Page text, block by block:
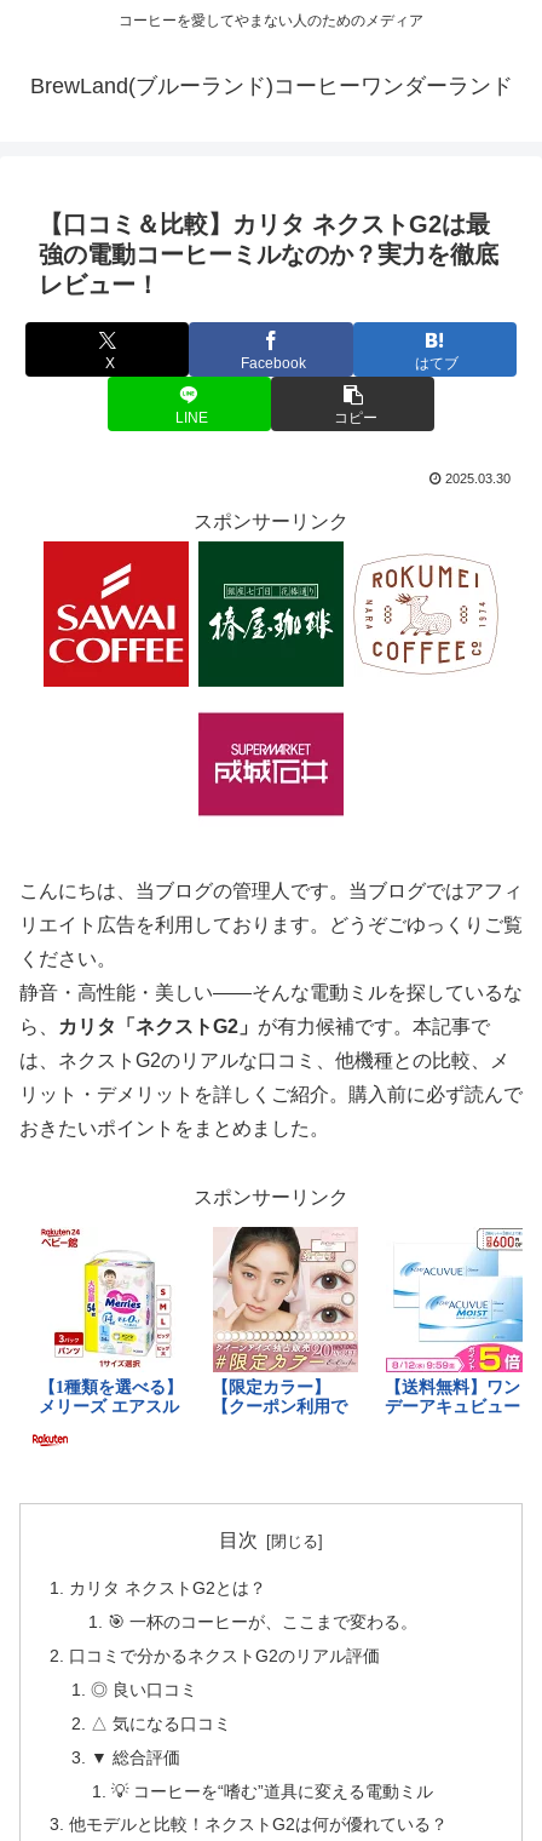
コーヒーを愛してやまない人のためのメディア
BrewLand(ブルーランド)コーヒーワンダーランド
【口コミ＆比較】カリタ ネクストG2は最
強の電動コーヒーミルなのか？実力を徹底
レビュー！
X Facebook はてブ
LINE コピー
2025.03.30
スポンサーリンク
こんにちは、当ブログの管理人です。当ブログではアフィ
リエイト広告を利用しております。どうぞごゆっくりご覧
ください。
静音・高性能・美しい――そんな電動ミルを探しているな
ら、
カリタ「ネクストG2」 が有力候補です。本記事で
は、ネクストG2のリアルな口コミ、他機種との比較、メ
リット・デメリットを詳しくご紹介。購入前に必ず読んで
おきたいポイントをまとめました。
スポンサーリンク
目次
カリタ ネクストG2とは？
🎯 一杯のコーヒーが、ここまで変わる。
口コミで分かるネクストG2のリアル評価
◎ 良い口コミ
△ 気になる口コミ
▼ 総合評価
💡 コーヒーを“嗜む”道具に変える電動ミル
他モデルと比較！ネクストG2は何が優れている？